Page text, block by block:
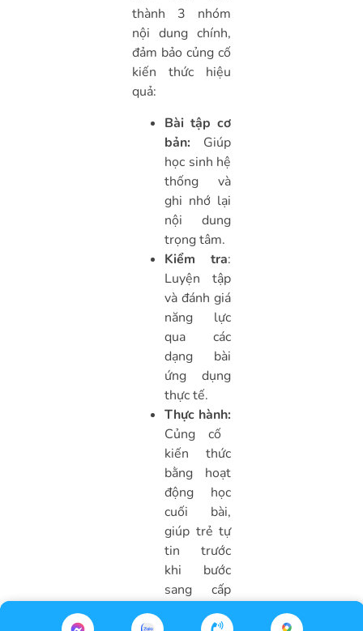
thành 3 nhóm
nội dung chính,
đảm bảo củng cố
kiến thức hiệu
quả:
Bài tập cơ
bản:Giúp
học sinh hệ
thống và
ghi nhớ lại
nội dung
trọng tâm.
Kiểm tra:
Luyện tập
và đánh giá
năng lực
qua các
dạng bài
ứng dụng
thực tế.
Thực hành:
Củng cố
kiến thức
bằng hoạt
động học
cuối bài,
giúp trẻ tự
tin trước
khi bước
sang cấp
độ cao hơn.